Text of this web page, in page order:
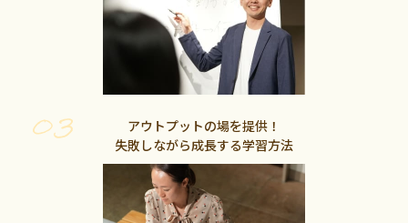
アウトプットの場を提供！
失敗しながら成長する学習方法